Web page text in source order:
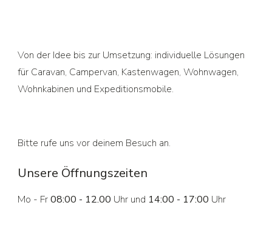
Von der Idee bis zur Umsetzung: individuelle Lösungen
für Caravan, Campervan, Kastenwagen, Wohnwagen,
Wohnkabinen und Expeditionsmobile.
Bitte rufe uns vor deinem Besuch an.
Unsere Öffnungszeiten
Mo - Fr08:00 - 12.00 Uhr und 14:00 - 17:00 Uhr